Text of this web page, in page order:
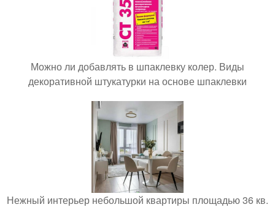
Можно ли добавлять в шпаклевку колер. Виды
декоративной штукатурки на основе шпаклевки
Нежный интерьер небольшой квартиры площадью 36 кв.